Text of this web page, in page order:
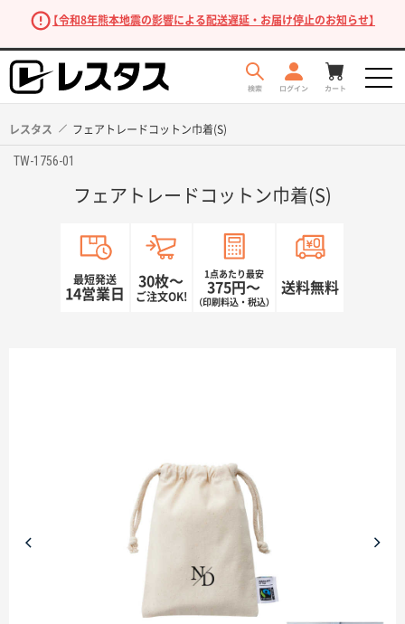
【令和8年熊本地震の影響による配送遅延・お届け停止のお知らせ】
商品カテゴリーから探す
ターゲットから探す
レスタス フェアトレードコットン巾着(S)
TW-1756-01
フェアトレードコットン巾着(S)
最短発送
14営業日
30枚〜
ご注文OK!
1点あたり最安
375円〜
（印刷料込・税込）
送料無料